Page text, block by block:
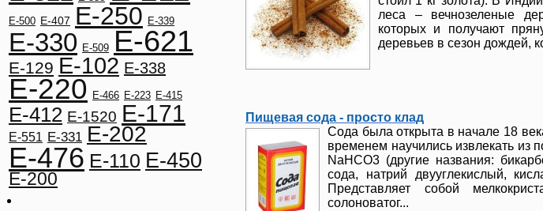
E-500 E-407 E-250 E-339
E-330 E-509 E-621
E-129 E-102 E-338
E-220 E-466 E-223 E-415
E-412 E-1520 E-171
E-551 E-331 E-202
E-476 E-110 E-450
E-200
леса – вечнозеленые
которых и получают
деревьев в сезон дождей,
Пищевая сода - просто клад
Сода была открыта в начале 18
временем научились извлекать из
NaHCO3 (другие названия:
сода, натрий двууглекислый,
Представляет собой
солоноватог...